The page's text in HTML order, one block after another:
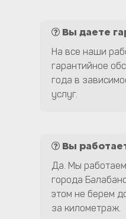
Вы даете
На все наши
гарантийное
года в
услуг.
Вы
Да. Мы
города
этом не берем
за километраж.